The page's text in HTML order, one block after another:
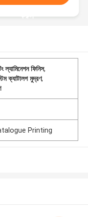
করুন
ল্যামিনেশন ফিনিস,
ক্যাটালগ মুদ্রণ,
Printing